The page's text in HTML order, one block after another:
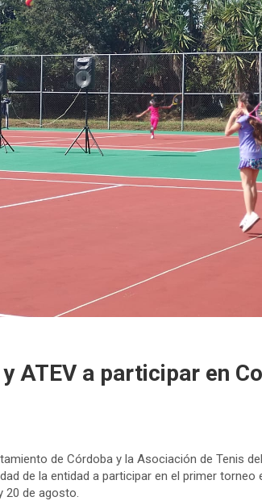
ATEV a participar en
de Córdoba y la Asociación de Tenis
de la entidad a participar en el primer torneo
20 de agosto.